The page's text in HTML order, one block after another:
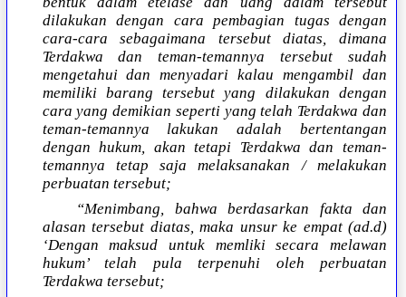
dilakukan dengan cara pembagian tugas dengan
cara-cara sebagaimana tersebut diatas, dimana
Terdakwa dan teman-temannya tersebut sudah
mengetahui dan menyadari kalau mengambil dan
memiliki barang tersebut yang dilakukan dengan
cara yang demikian seperti yang telah Terdakwa dan
teman-temannya lakukan adalah bertentangan
dengan hukum, akan tetapi Terdakwa dan teman-
temannya tetap saja melaksanakan / melakukan
perbuatan tersebut;
“Menimbang, bahwa berdasarkan fakta dan
alasan tersebut diatas, maka unsur ke empat (ad.d)
‘Dengan maksud untuk memliki secara melawan
hukum’ telah pula terpenuhi oleh perbuatan
Terdakwa tersebut;